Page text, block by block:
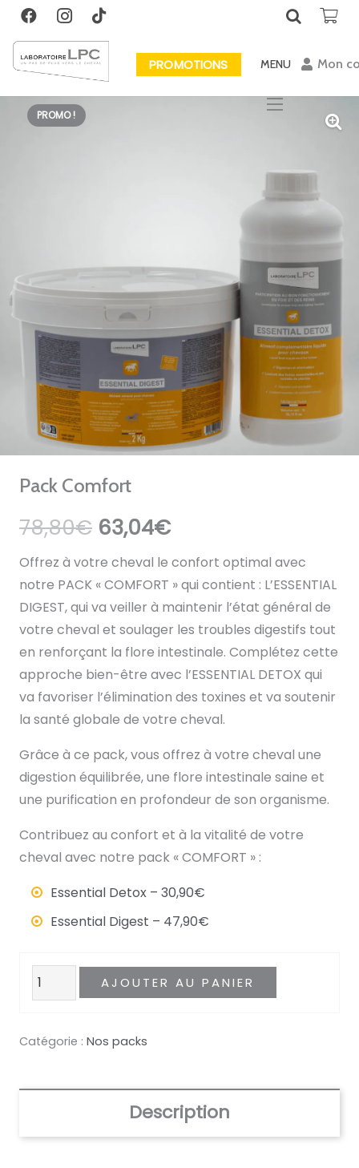
PROMOTIONS MENU Mon
PROMO !
Pack Comfort
78,80€ Le
initial
était :
78,80€.
63,04€Le
actuel
est :
63,04€.
Offrez à votre cheval le confort optimal avec
notre PACK « COMFORT » qui contient : L’ESSENTIAL
DIGEST, qui va veiller à maintenir l’état général de
votre cheval et soulager les troubles digestifs tout
en renforçant la flore intestinale. Complétez cette
approche bien-être avec l’ESSENTIAL DETOX qui
va favoriser l’élimination des toxines et va soutenir
la santé globale de votre cheval.
Grâce à ce pack, vous offrez à votre cheval une
digestion équilibrée, une flore intestinale saine et
une purification en profondeur de son organisme.
Contribuez au confort et à la vitalité de votre
cheval avec notre pack « COMFORT » :
Essential Detox – 30,90€
Essential Digest – 47,90€
quantité
de
Comfort
AJOUTER AU PANIER
Catégorie : Nos packs
Description